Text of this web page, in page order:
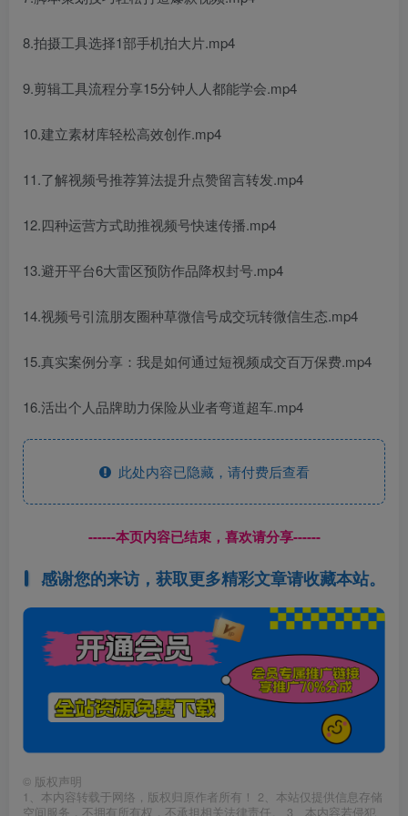
8.拍摄工具选择1部手机拍大片.mp4
9.剪辑工具流程分享15分钟人人都能学会.mp4
10.建立素材库轻松高效创作.mp4
11.了解视频号推荐算法提升点赞留言转发.mp4
12.四种运营方式助推视频号快速传播.mp4
13.避开平台6大雷区预防作品降权封号.mp4
14.视频号引流朋友圈种草微信号成交玩转微信生态.mp4
15.真实案例分享：我是如何通过短视频成交百万保费.mp4
16.活出个人品牌助力保险从业者弯道超车.mp4
此处内容已隐藏，请付费后查看
------本页内容已结束，喜欢请分享------
感谢您的来访，获取更多精彩文章请收藏本站。
© 版权声明
1、本内容转载于网络，版权归原作者所有！ 2、本站仅提供信息存储
空间服务，不拥有所有权，不承担相关法律责任。 3、本内容若侵犯